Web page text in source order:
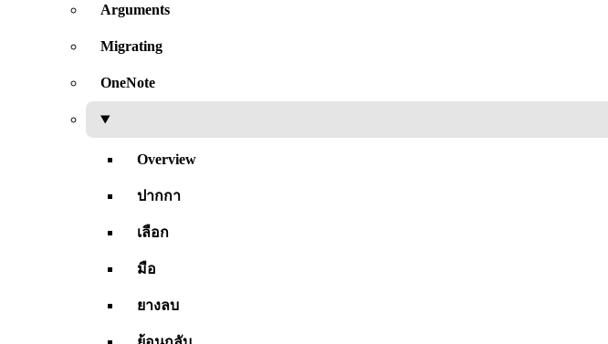
Arguments
Migrating
OneNote
Overview
ปากกา
เลือก
มือ
ยางลบ